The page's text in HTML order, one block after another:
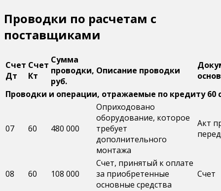
Проводки по расчетам с
поставщиками
Счет
Дт
Счет
Кт
Сумма
проводки,
руб.
Описание проводки
Проводки и операции, отражаемые по кредиту 60
07 60 480 000
Оприходовано
оборудование, которое
требует
дополнительного
монтажа
Акт
08 60 108 000
Счет, принятый к оплате
за приобретенные
основные средства
Счет